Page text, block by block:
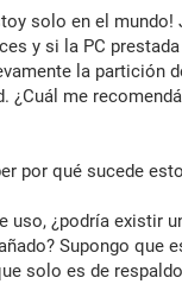
solo en el mundo!
y si la PC
la partición
¿Cuál me
por qué sucede
uso, ¿podría existir
Supongo que
solo es de